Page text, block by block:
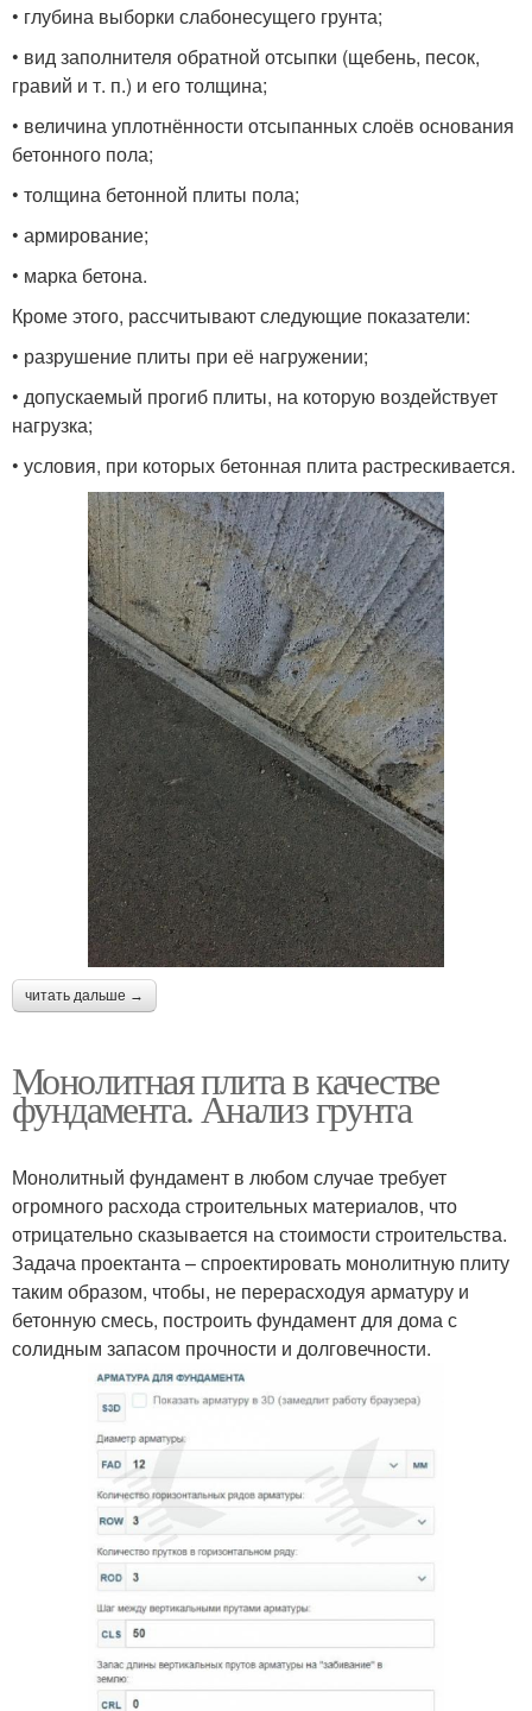
• глубина выборки слабонесущего грунта;
• вид заполнителя обратной отсыпки (щебень, песок,
гравий и т. п.) и его толщина;
• величина уплотнённости отсыпанных слоёв основания
бетонного пола;
• толщина бетонной плиты пола;
• армирование;
• марка бетона.
Кроме этого, рассчитывают следующие показатели:
• разрушение плиты при её нагружении;
• допускаемый прогиб плиты, на которую воздействует
нагрузка;
• условия, при которых бетонная плита растрескивается.
читать дальше →
Монолитная плита в качестве
фундамента. Анализ грунта
Монолитный фундамент в любом случае требует
огромного расхода строительных материалов, что
отрицательно сказывается на стоимости строительства.
Задача проектанта – спроектировать монолитную плиту
таким образом, чтобы, не перерасходуя арматуру и
бетонную смесь, построить фундамент для дома с
солидным запасом прочности и долговечности.